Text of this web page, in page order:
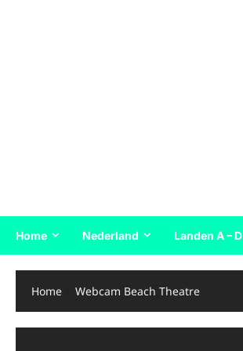
Home Nederland Landen A – D
Home Webcam Beach Theatre